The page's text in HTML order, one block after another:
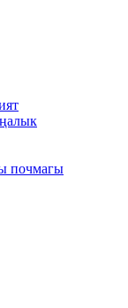
почмагы